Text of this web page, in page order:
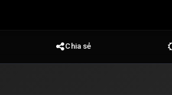
Chia sẻ